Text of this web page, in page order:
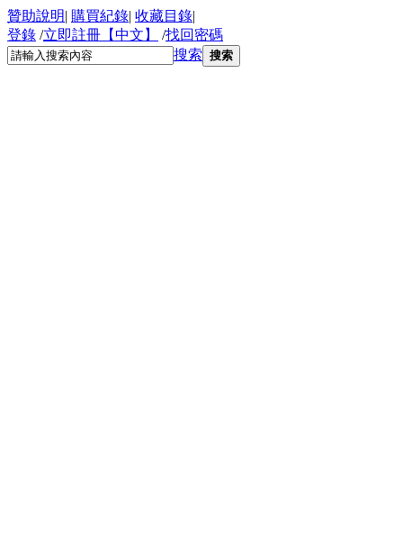
贊助說明| 購買紀錄| 收藏目錄|
登錄 /立即註冊【中文】 /找回密碼
搜索 搜索